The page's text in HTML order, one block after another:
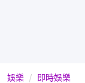
娛樂 即時娛樂